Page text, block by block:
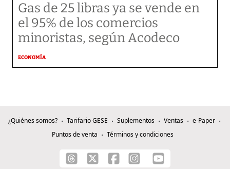
Gas de 25 libras ya se vende en
el 95% de los comercios
minoristas, según Acodeco
ECONOMÍA
¿Quiénes somos? Tarifario GESE Suplementos Ventas
e-Paper
Puntos de venta
Términos y condiciones